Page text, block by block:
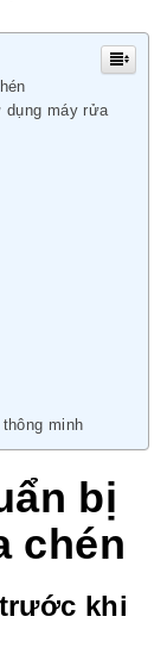
máy rửa
minh
bị
chén
khi